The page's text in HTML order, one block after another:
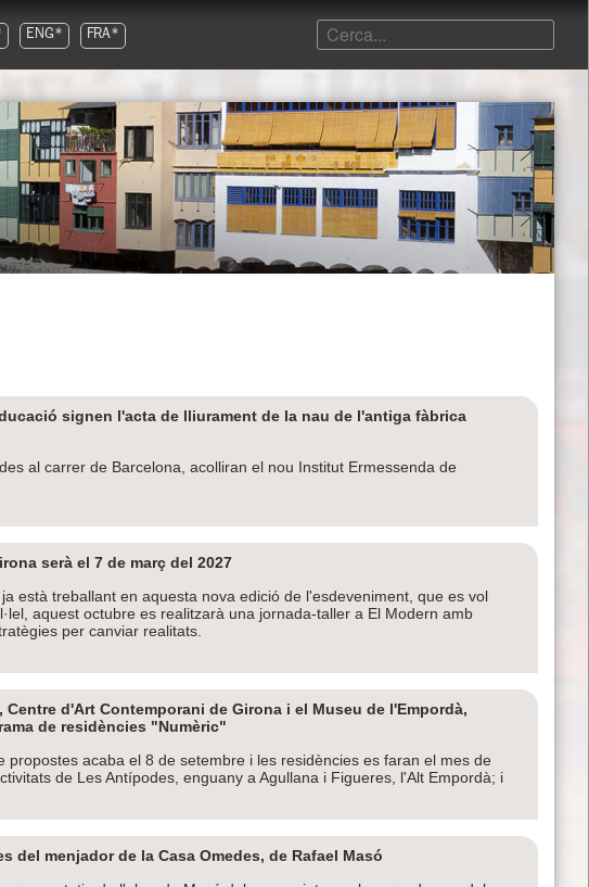
ENG* FRA*
signen l'acta de lliurament de la nau de l'antiga fàbrica
al carrer de Barcelona, acolliran el nou Institut Ermessenda de
serà el 7 de març del 2027
està treballant en aquesta nova edició de l'esdeveniment, que es vol
aquest octubre es realitzarà una jornada-taller a El Modern amb
per canviar realitats.
d'Art Contemporani de Girona i el Museu de l'Empordà,
de residències "Numèric"
propostes acaba el 8 de setembre i les residències es faran el mes de
de Les Antípodes, enguany a Agullana i Figueres, l'Alt Empordà; i
del menjador de la Casa Omedes, de Rafael Masó